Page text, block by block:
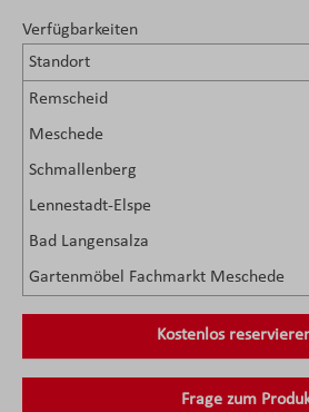
Verfügbarkeiten
Standort
Remscheid
Meschede
Schmallenberg
Lennestadt-Elspe
Bad Langensalza
Gartenmöbel Fachmarkt Meschede
Kostenlos
Frage zum